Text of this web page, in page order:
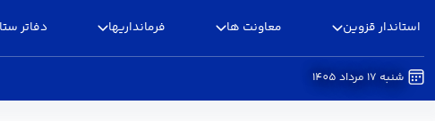
استاندار قزوین معاونت ها فرمانداریها دفاتر
شنبه 17 مرداد 1405